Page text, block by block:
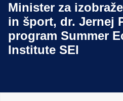
ZAGOVORNIŠTVO
AmChamYOUNG
Minister za
in šport, dr. Jernej
program Summer
Institute SEI